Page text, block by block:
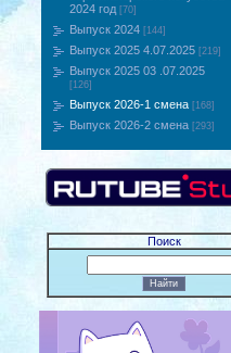
2024 год [70]
Выпуск 2024 [144]
Выпуск 2025 4.07.2025 [219]
Выпуск 2025 03 .07.2025
[126]
Выпуск 2026-1 смена [168]
Выпуск 2026-2 смена [293]
Поиск